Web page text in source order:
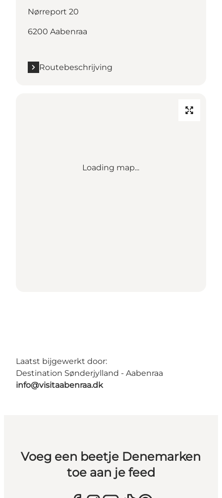
Nørreport 20
6200 Aabenraa
Routebeschrijving
Loading map...
Laatst bijgewerkt door:
Destination Sønderjylland - Aabenraa
info@visitaabenraa.dk
Voeg een beetje Denemarken
toe aan je feed